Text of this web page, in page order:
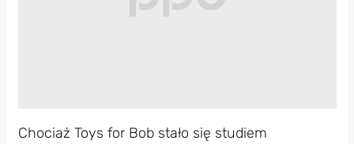
Chociaż Toys for Bob stało się studiem